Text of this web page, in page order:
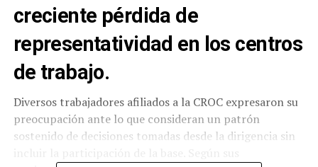
creciente pérdida de
representatividad en los centros
de trabajo.
Diversos trabajadores afiliados a la CROC expresaron su
preocupación ante lo que consideran un patrón
sostenido de decisiones tomadas desde la dirigencia sin